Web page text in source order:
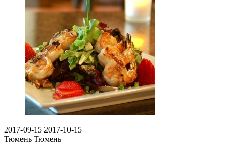
2017-09-15 2017-10-15
Тюмень Тюмень